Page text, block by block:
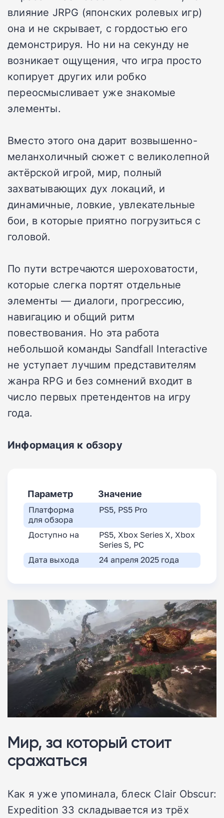
влияние JRPG (японских ролевых игр)
она и не скрывает, с гордостью его
демонстрируя. Но ни на секунду не
возникает ощущения, что игра просто
копирует других или робко
переосмысливает уже знакомые
элементы.
Вместо этого она дарит возвышенно-
меланхоличный сюжет с великолепной
актёрской игрой, мир, полный
захватывающих дух локаций, и
динамичные, ловкие, увлекательные
бои, в которые приятно погрузиться с
головой.
По пути встречаются шероховатости,
которые слегка портят отдельные
элементы — диалоги, прогрессию,
навигацию и общий ритм
повествования. Но эта работа
небольшой команды Sandfall Interactive
не уступает лучшим представителям
жанра RPG и без сомнений входит в
число первых претендентов на игру
года.
Информация к обзору
Параметр Значение
Платформа
для обзора
PS5, PS5 Pro
Доступно на
PS5, Xbox Series X, Xbox
Series S, PC
Дата выхода
24 апреля 2025 года
Мир, за который стоит
сражаться
Как я уже упоминала, блеск Clair Obscur:
Expedition 33 складывается из трёх